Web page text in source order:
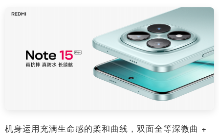
机身运用充满生命感的柔和曲线，双面全等深微曲 +